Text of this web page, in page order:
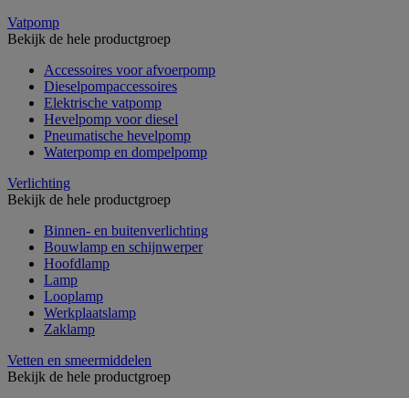
Vatpomp
Bekijk de hele productgroep
Accessoires voor afvoerpomp
Dieselpompaccessoires
Elektrische vatpomp
Hevelpomp voor diesel
Pneumatische hevelpomp
Waterpomp en dompelpomp
Verlichting
Bekijk de hele productgroep
Binnen- en buitenverlichting
Bouwlamp en schijnwerper
Hoofdlamp
Lamp
Looplamp
Werkplaatslamp
Zaklamp
Vetten en smeermiddelen
Bekijk de hele productgroep